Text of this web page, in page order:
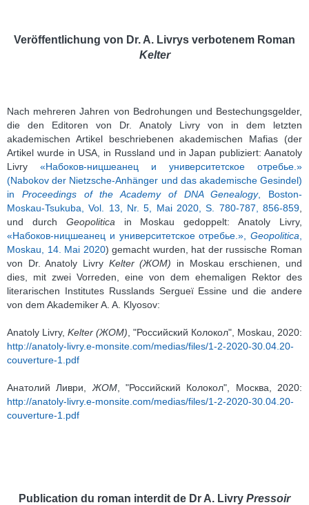
Veröffentlichung von Dr. A. Livrys verbotenem Roman
Kelter
Nach mehreren Jahren von Bedrohungen und Bestechungsgelder,
die den Editoren von Dr. Anatoly Livry von in dem letzten
akademischen Artikel beschriebenen akademischen Mafias (der
Artikel wurde in USA, in Russland und in Japan publiziert: Aanatoly
Livry «Набоков-ницшеанец и университетское отребье.»
(Nabokov der Nietzsche-Anhänger und das akademische Gesindel)
in Proceedings of the Academy of DNA Genealogy, Boston-
Moskau-Tsukuba, Vol. 13, Nr. 5, Mai 2020, S. 780-787, 856-859
und durch Geopolitica in Moskau gedoppelt: Anatoly Livry,
«Набоков-ницшеанец и университетское отребье.», Geopolitica
Moskau, 14. Mai 2020) gemacht wurden, hat der russische Roman
von Dr. Anatoly Livry Kelter (ЖОМ) in Moskau erschienen, und
dies, mit zwei Vorreden, eine von dem ehemaligen Rektor des
literarischen Institutes Russlands Sergueï Essine und die andere
von dem Akademiker A. A. Klyosov:
Anatoly Livry, Kelter (ЖОМ) , "Российский Колокол", Moskau, 2020:
http://anatoly-livry.e-monsite.com/medias/files/1-2-2020-30.04.20-
couverture-1.pdf
Анатолий Ливри, ЖОМ, "Российский Колокол", Москва, 2020:
http://anatoly-livry.e-monsite.com/medias/files/1-2-2020-30.04.20-
couverture-1.pdf
Publication du roman interdit de Dr A. Livry Pressoir